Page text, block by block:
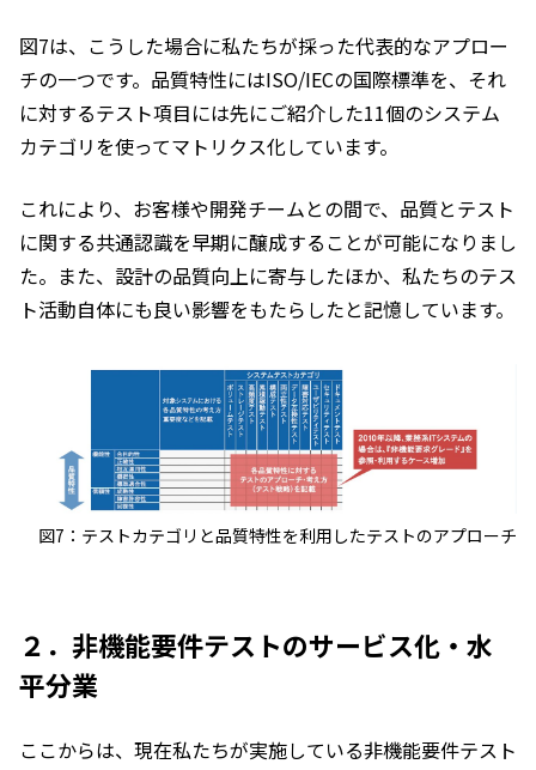
図7は、こうした場合に私たちが採った代表的なアプロー
チの一つです。品質特性にはISO/IECの国際標準を、それ
に対するテスト項目には先にご紹介した11個のシステム
カテゴリを使ってマトリクス化しています。
これにより、お客様や開発チームとの間で、品質とテスト
に関する共通認識を早期に醸成することが可能になりまし
た。また、設計の品質向上に寄与したほか、私たちのテス
ト活動自体にも良い影響をもたらしたと記憶しています。
図7：テストカテゴリと品質特性を利用したテストのアプローチ
２．非機能要件テストのサービス化・水
平分業
ここからは、現在私たちが実施している非機能要件テスト